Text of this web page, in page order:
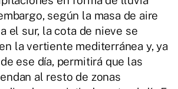
según la masa de aire
el sur, la cota de nieve se
la vertiente mediterránea y, ya
ese día, permitirá que las
al resto de zonas